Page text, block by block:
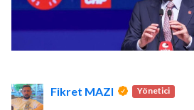
Fikret MAZI Yönetici